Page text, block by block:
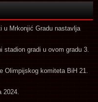
u Mrkonjić Gradu nastavlja
stadion gradi u ovom gradu 3.
Olimpijskog komiteta BiH 21.
2024.